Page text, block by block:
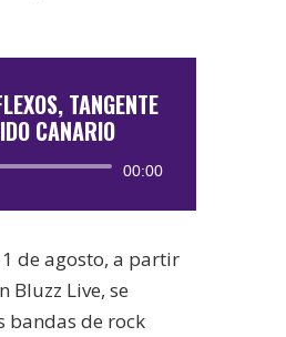
TANGENTE
CANARIO
Reproductor
00:00
de agosto, a partir
Bluzz Live, se
bandas de rock